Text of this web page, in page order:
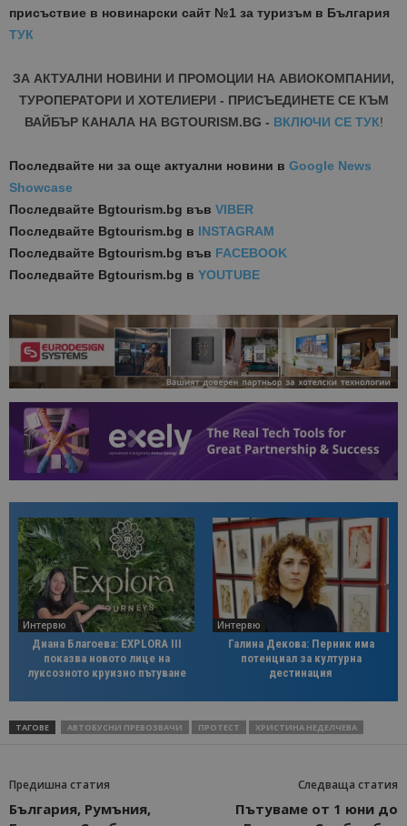
присъствие в новинарски сайт №1 за туризъм в България
ТУК
ЗА АКТУАЛНИ НОВИНИ И ПРОМОЦИИ НА АВИОКОМПАНИИ,
ТУРОПЕРАТОРИ И ХОТЕЛИЕРИ - ПРИСЪЕДИНЕТЕ СЕ КЪМ
ВАЙБЪР КАНАЛА НА BGTOURISM.BG - ВКЛЮЧИ СЕ ТУК!
Последвайте ни за още актуални новини в Google News
Showcase
Последвайте Bgtourism.bg във VIBER
Последвайте Bgtourism.bg в INSTAGRAM
Последвайте Bgtourism.bg във FACEBOOK
Последвайте Bgtourism.bg в YOUTUBE
Интервю
Диана Благоева: EXPLORA III
показва новото лице на
луксозното круизно пътуване
Интервю
Галина Декова: Перник има
потенциал за културна
дестинация
ТАГОВЕ АВТОБУСНИ ПРЕВОЗВАЧИ ПРОТЕСТ ХРИСТИНА НЕДЕЛЧЕВА
Предишна статия
България, Румъния,
Следваща статия
Пътуваме от 1 юни до